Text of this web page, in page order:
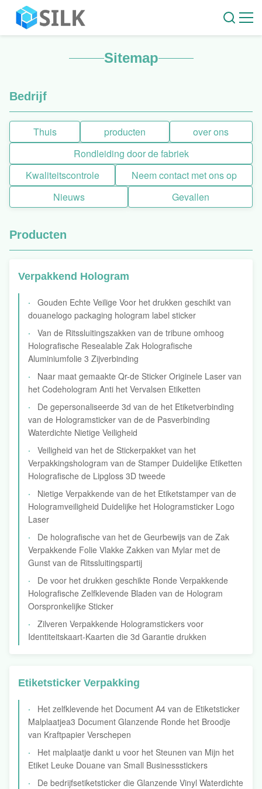
Sitemap
Bedrijf
Thuis producten
over ons
Rondleiding door de fabriek
Kwaliteitscontrole
Neem contact met ons op
Nieuws
Gevallen
Producten
Verpakkend Hologram
Gouden Echte Veilige Voor het drukken geschikt van
douanelogo packaging hologram label sticker
Van de Ritssluitingszakken van de tribune omhoog
Holografische Resealable Zak Holografische
Aluminiumfolie 3 Zijverbinding
Naar maat gemaakte Qr-de Sticker Originele Laser van
het Codehologram Anti het Vervalsen Etiketten
De gepersonaliseerde 3d van de het Etiketverbinding
van de Hologramsticker van de de Pasverbinding
Waterdichte Nietige Veiligheid
Veiligheid van het de Stickerpakket van het
Verpakkingshologram van de Stamper Duidelijke Etiketten
Holografische de Lipgloss 3D tweede
Nietige Verpakkende van de het Etiketstamper van de
Hologramveiligheid Duidelijke het Hologramsticker Logo
Laser
De holografische van het de Geurbewijs van de Zak
Verpakkende Folie Vlakke Zakken van Mylar met de
Gunst van de Ritssluitingspartij
De voor het drukken geschikte Ronde Verpakkende
Holografische Zelfklevende Bladen van de Hologram
Oorspronkelijke Sticker
Zilveren Verpakkende Hologramstickers voor
Identiteitskaart-Kaarten die 3d Garantie drukken
Etiketsticker Verpakking
Het zelfklevende het Document A4 van de Etiketsticker
Malplaatjea3 Document Glanzende Ronde het Broodje
van Kraftpapier Verschepen
Het malplaatje dankt u voor het Steunen van Mijn het
Etiket Leuke Douane van Small Businessstickers
De bedrijfsetiketsticker die Glanzende Vinyl Waterdichte